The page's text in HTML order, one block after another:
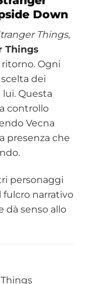
Down
Things,
Things
Ogni
dei
Questa
controllo
Vecna
presenza che
personaggi
fulcro narrativo
dà senso allo